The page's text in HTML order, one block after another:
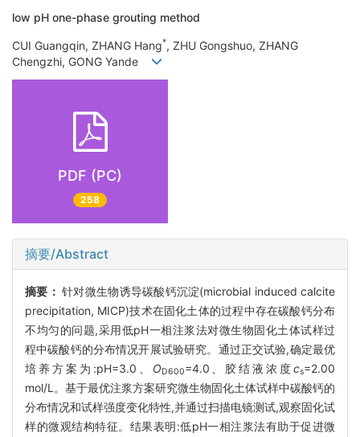
low pH one-phase grouting method
CUI Guangqin, ZHANG Hang*, ZHU Gongshuo, ZHANG
Chengzhi, GONG Yande
PDF (PC)
258
摘要/Abstract
摘要：针对微生物诱导碳酸钙沉淀(microbial induced calcite
precipitation, MICP)技术在固化土体的过程中存在碳酸钙分布
不均匀的问题,采用低pH一相注浆法对微生物固化土体试样过
程中碳酸钙的分布情况开展试验研究。通过正交试验,确定最优
培养方案为:pH=3.0、 OD600=4.0、胶结液浓度cs=2.00
mol/L。基于最优注浆方案研究微生物固化土体试样中碳酸钙的
分布情况和试样强度变化特性,并通过扫描电镜测试,观察固化试
样的微观结构特征。结果表明:低pH一相注浆法有助于促进微